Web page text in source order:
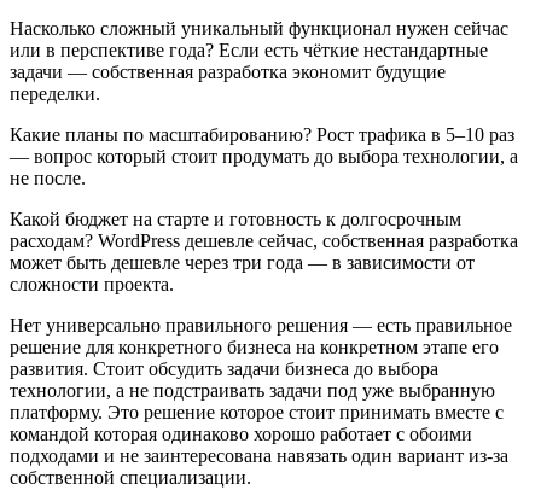
Насколько сложный уникальный функционал нужен сейчас
или в перспективе года? Если есть чёткие нестандартные
задачи — собственная разработка экономит будущие
переделки.
Какие планы по масштабированию? Рост трафика в 5–10 раз
— вопрос который стоит продумать до выбора технологии, а
не после.
Какой бюджет на старте и готовность к долгосрочным
расходам? WordPress дешевле сейчас, собственная разработка
может быть дешевле через три года — в зависимости от
сложности проекта.
Нет универсально правильного решения — есть правильное
решение для конкретного бизнеса на конкретном этапе его
развития. Стоит обсудить задачи бизнеса до выбора
технологии, а не подстраивать задачи под уже выбранную
платформу. Это решение которое стоит принимать вместе с
командой которая одинаково хорошо работает с обоими
подходами и не заинтересована навязать один вариант из-за
собственной специализации.